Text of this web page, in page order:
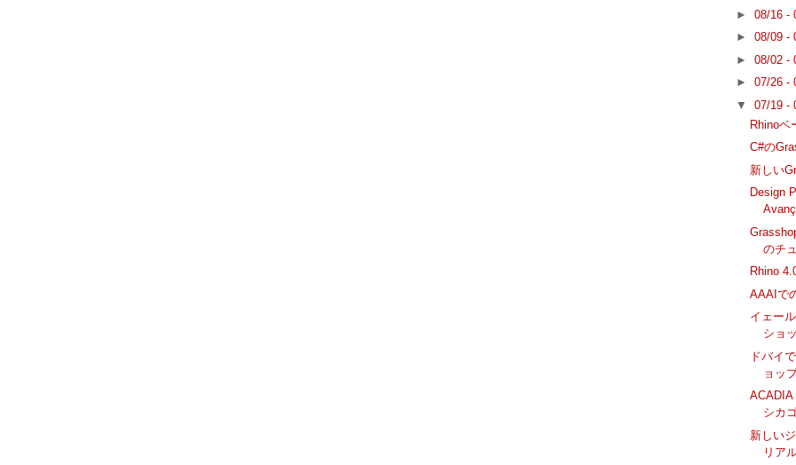
► 08/16 -
► 08/09 -
► 08/02 -
► 07/26 -
▼ 07/19 -
Rhinoベ
C#の
新しい
Design
のチ
Rhino
AAAIで
イェー
ショ
ドバイ
ョッ
ACADIA
シカ
新しい
リア